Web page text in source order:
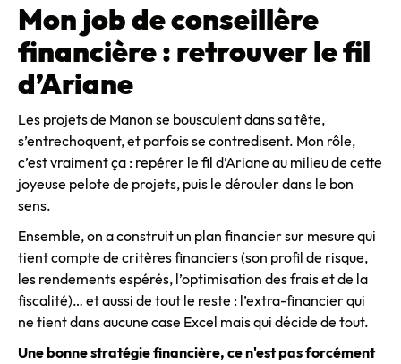
Mon job de conseillère
financière : retrouver le fil
d’Ariane
Les projets de Manon se bousculent dans sa tête,
s’entrechoquent, et parfois se contredisent. Mon rôle,
c’est vraiment ça : repérer le fil d’Ariane au milieu de cette
joyeuse pelote de projets, puis le dérouler dans le bon
sens.
Ensemble, on a construit un plan financier sur mesure qui
tient compte de critères financiers (son profil de risque,
les rendements espérés, l’optimisation des frais et de la
fiscalité)… et aussi de tout le reste : l’extra-financier qui
ne tient dans aucune case Excel mais qui décide de tout.
Une bonne stratégie financière, ce n'est pas forcément